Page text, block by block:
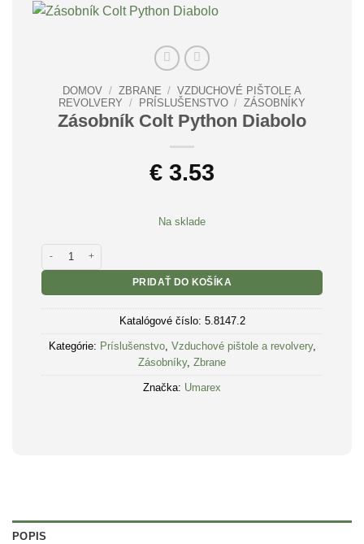
DOMOV / ZBRANE / VZDUCHOVÉ PIŠTOLE A
REVOLVERY / PRÍSLUŠENSTVO / ZÁSOBNÍKY
Zásobník Colt Python Diabolo
€ 3.53
Na sklade
množstvo Zásobník Colt Python Diabolo
PRIDAŤ DO KOŠÍKA
Katalógové číslo: 5.8147.2
Kategórie: Príslušenstvo, Vzduchové pištole a revolvery,
Zásobníky, Zbrane
Značka: Umarex
POPIS